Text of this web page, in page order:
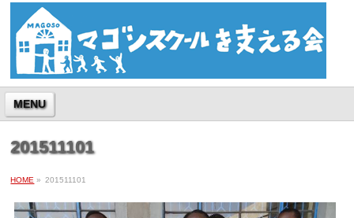
MENU
201511101
HOME » 201511101